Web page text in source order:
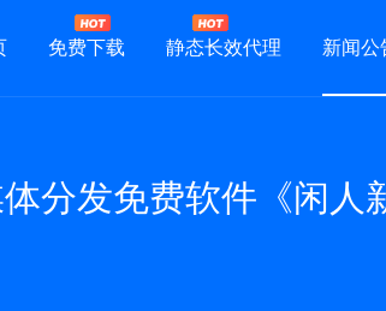
免费下载 静态长效代理 新闻公
分发免费软件《闲人